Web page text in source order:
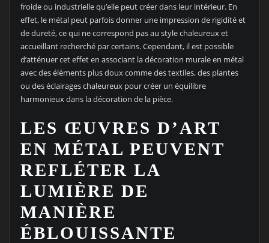
froide ou industrielle qu’elle peut créer dans leur intérieur. En
effet, le métal peut parfois donner une impression de rigidité et
de dureté, ce qui ne correspond pas au style chaleureux et
accueillant recherché par certains. Cependant, il est possible
d’atténuer cet effet en associant la décoration murale en métal
avec des éléments plus doux comme des textiles, des plantes
ou des éclairages chaleureux pour créer un équilibre
harmonieux dans la décoration de la pièce.
LES ŒUVRES D’ART
EN MÉTAL PEUVENT
REFLÉTER LA
LUMIÈRE DE
MANIÈRE
ÉBLOUISSANTE